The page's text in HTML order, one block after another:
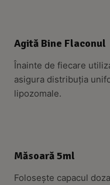
Agită Bine Flaconul
Înainte de fiecare
asigura distribuția
lipozomale.
Măsoară 5ml
Folosește capacul